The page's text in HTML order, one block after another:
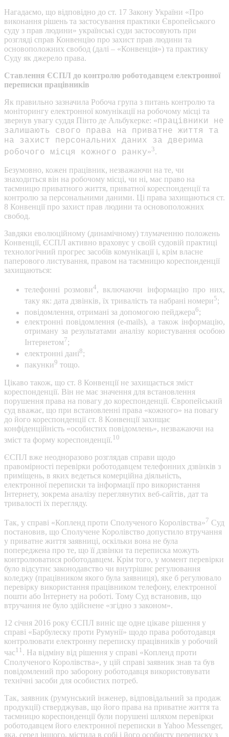
Нагадаємо, що відповідно до ст. 17 Закону України «Про
виконання рішень та застосування практики Європейського
суду з прав людини» українські суди застосовують при
розгляді справ Конвенцію про захист прав людини та
основоположних свобод (далі – «Конвенція») та практику
Суду як джерело права.
Ставлення ЄСПЛ до контролю роботодавцем електронної
переписки працівників
Як правильно зазначила Робоча група з питань контролю та
моніторингу електронної комунікації на робочому місці та
звернув увагу суддя Пінто де Альбукерке: «працівники не
залишають свого права на приватне життя та
на захист персональних даних за дверима
робочого місця кожного ранку»3.
Безумовно, кожен працівник, незважаючи на те, чи
знаходиться він на робочому місці, чи ні, має право на
таємницю приватного життя, приватної кореспонденції та
контролю за персональними даними. Ці права захищаються ст.
8 Конвенції про захист прав людини та основоположних
свобод.
Завдяки еволюційному (динамічному) тлумаченню положень
Конвенції, ЄСПЛ активно враховує у своїй судовій практиці
технологічний прогрес засобів комунікації і, крім власне
паперового листування, правом на таємницю кореспонденції
захищаються:
телефонні розмови4, включаючи інформацію про них,
таку як: дата дзвінків, їх тривалість та набрані номери5;
повідомлення, отримані за допомогою пейджера6;
електронні повідомлення (e-mails), а також інформацію,
отриману за результатами аналізу користування особою
Інтернетом7;
електронні дані8;
пакунки9 тощо.
Цікаво також, що ст. 8 Конвенції не захищається зміст
кореспонденції. Він не має значення для встановлення
порушення права на повагу до кореспонденції. Європейський
суд вважає, що при встановленні права «кожного» на повагу
до його кореспонденції ст. 8 Конвенції захищає
конфіденційність «особистих повідомлень», незважаючи на
зміст та форму кореспонденції.10
ЄСПЛ вже неодноразово розглядав справи щодо
правомірності перевірки роботодавцем телефонних дзвінків з
приміщень, в яких ведеться комерційна діяльність,
електронної переписки та інформації про використання
Інтернету, зокрема аналізу переглянутих веб-сайтів, дат та
тривалості їх перегляду.
Так, у справі «Копленд проти Сполученого Королівства»7 Суд
постановив, що Сполучене Королівство допустило втручання
у приватне життя заявниці, оскільки вона не була
попереджена про те, що її дзвінки та переписка можуть
контролюватися роботодавцем. Крім того, у момент перевірки
було відсутнє законодавство чи внутрішнє регулювання
коледжу (працівником якого була заявниця), яке б регулювало
перевірку використання працівником телефону, електронної
пошти або Інтернету на роботі. Тому Суд встановив, що
втручання не було здійснене «згідно з законом».
12 січня 2016 року ЄСПЛ виніс ще одне цікаве рішення у
справі «Барбулеску проти Румунії» щодо права роботодавця
контролювати електронну переписку працівників у робочий
час11 . На відміну від рішення у справі «Копленд проти
Сполученого Королівства», у цій справі заявник знав та був
повідомлений про заборону роботодавця використовувати
технічні засоби для особистих потреб.
Так, заявник (румунський інженер, відповідальний за продаж
продукції) стверджував, що його права на приватне життя та
таємницю кореспонденції були порушені шляхом перевірки
роботодавцем його електронної переписки в Yahoo Messenger,
яка, серед іншого, містила в собі і його особисту переписку з